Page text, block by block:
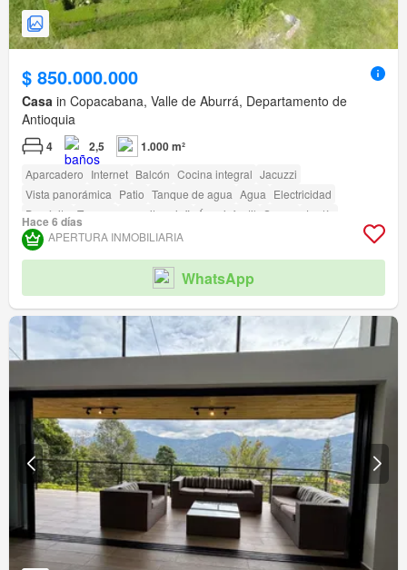
$ 850.000.000
Casa in Copacabana, Valle de Aburrá, Departamento de
Antioquia
4 2,5 1.000 m²
Aparcadero Internet Balcón Cocina integral Jacuzzi
Vista panorámica Patio Tanque de agua Agua Electricidad
Depósito Terraza amenity_wi_fi Área infantil Sauna
Jardín
Barbecue
Hace 6 días
APERTURA INMOBILIARIA
WhatsApp